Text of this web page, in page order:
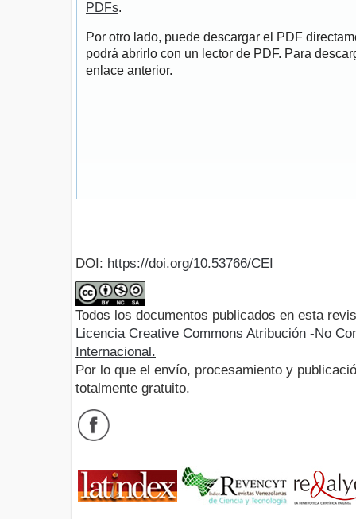
PDFs.
Por otro lado, puede descargar el PDF
podrá abrirlo con un lector de PDF. Para
enlace anterior.
DOI: https://doi.org/10.53766/CEI
Todos los documentos publicados en esta
Licencia Creative Commons Atribución -No
Internacional.
Por lo que el envío, procesamiento y
totalmente gratuito.